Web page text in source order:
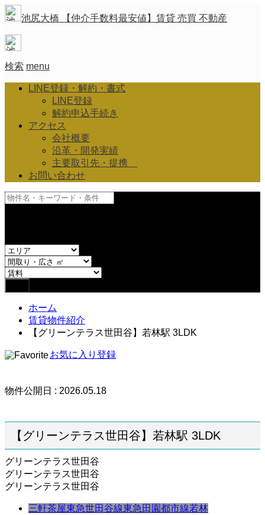
池尻大橋 【仲介手数料最安値】賃貸 売買 不動産
検索 menu
LINE登録・解約・書式
LINE登録
解約申込手続き
アクセス
会社概要
沿革・開発実績
主要取引先・提携
お問い合わせ
ホーム
賃貸物件紹介
【グリーンテラス世田谷】若林駅 3LDK
お気に入り登録
物件公開日 : 2026.05.18
【グリーンテラス世田谷】若林駅 3LDK
グリーンテラス世田谷
グリーンテラス世田谷
グリーンテラス世田谷
三軒茶屋東急世田谷線東急田園都市線若林